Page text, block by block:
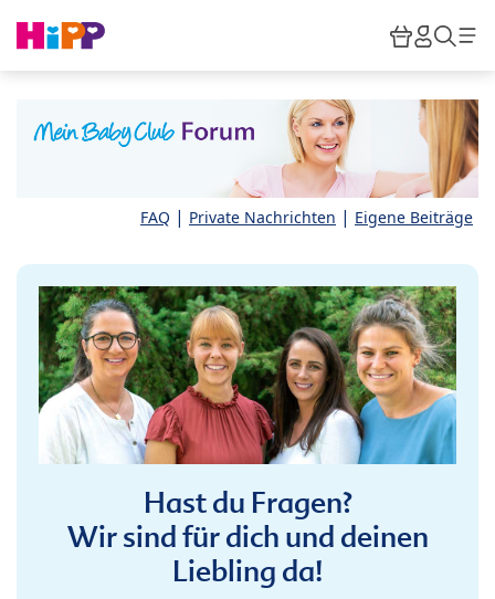
HiPP
FAQ | Private Nachrichten | Eigene Beiträge
Hast du Fragen?
Wir sind für dich und deinen
Liebling da!